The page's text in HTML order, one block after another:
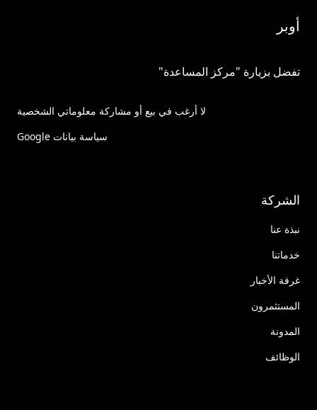
أوبر
تفضل بزيارة "مركز المساعدة"
لا أرغب في بيع أو مشاركة معلوماتي الشخصية
سياسة بيانات Google
الشركة
نبذة عنا
خدماتنا
غرفة الأخبار
المستثمرون
المدونة
الوظائف